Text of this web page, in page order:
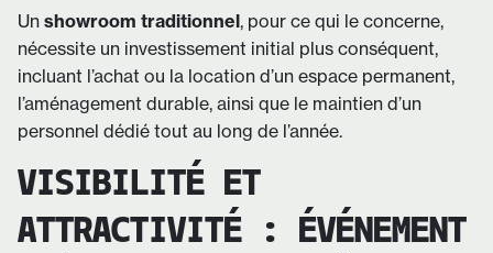
Un showroom traditionnel, pour ce qui le concerne,
nécessite un investissement initial plus conséquent,
incluant l’achat ou la location d’un espace permanent,
l’aménagement durable, ainsi que le maintien d’un
personnel dédié tout au long de l’année.
VISIBILITÉ ET
ATTRACTIVITÉ : ÉVÉNEMENT